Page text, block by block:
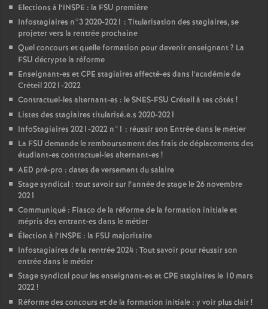
Elections à l’INSPE : la FSU première
Infostagiaires n°3 2020-2021 : Titularisation des stagiaires, se
projeter vers la rentrée prochaine
Quel concours et quelle formation pour devenir enseignant? La
FSU décrypte la réforme
Enseignant-es etCPE stagiaires affecté-es dans l’académie de
Créteil 2021-2022
Contractuel-les alternant-es : leSNES-FSU Créteil à tes côtés !
Listes des stagiaires titularisé.e.s 2020-2021
InfoStagiaires 2021-2022 n°1 : réussir son Entrée dans le métier
La FSU demande le remboursement des frais de déplacements des
étudiant-es contractuel-les alternant-es !
AED pré-pro : dates de versement du salaire
Stage syndical : tout savoir sur l’année de stage le 26 novembre
2021
Communiqué : Fiasco de la réforme de la formation initiale et
mépris des entrant-es dans le métier
Élection à l’INSPE : la FSU majoritaire
Infostagiaires de la rentrée 2024 : Tout savoir pour réussir son
entrée dans le métier
Stage syndical pour les enseignant-es etCPE stagiaires le 10 mars
2022!
Réforme des concours et de la formation initiale : y voir plus clair!